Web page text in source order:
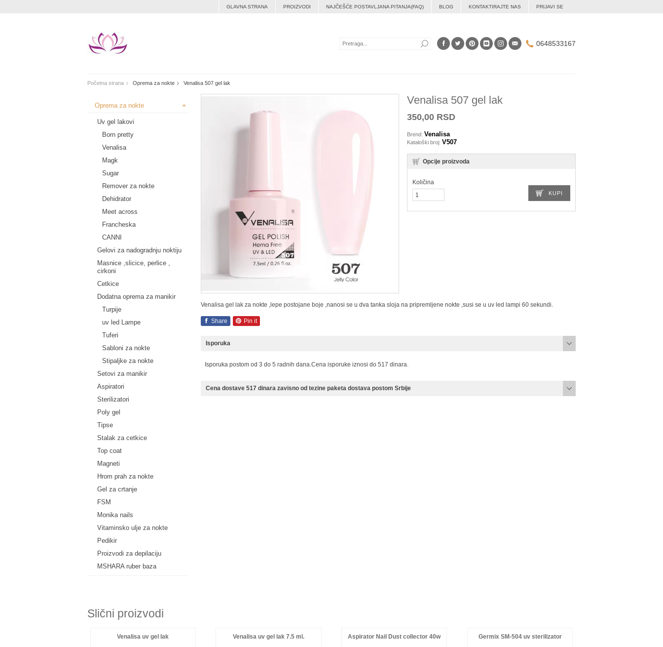
GLAVNA STRANA PROIZVODI NAJČEŠĆE POSTAVLJANA PITANJA(FAQ) BLOG KONTAKTIRAJTE NAS PRIJAVI SE
0648533167
Početna strana Oprema za nokte Venalisa 507 gel lak
Oprema za nokte +
Uv gel lakovi
Born pretty
Venalisa
Magk
Sugar
Remover za nokte
Dehidrator
Meet across
Francheska
CANNI
Gelovi za nadogradnju noktiju
Masnice ,slicice, perlice ,
cirkoni
Cetkice
Dodatna oprema za manikir
Turpije
uv led Lampe
Tuferi
Sabloni za nokte
Stipaljke za nokte
Setovi za manikir
Aspiratori
Sterilizatori
Poly gel
Tipse
Stalak za cetkice
Top coat
Magneti
Hrom prah za nokte
Gel za crtanje
FSM
Monika nails
Vitaminsko ulje za nokte
Pedikir
Proizvodi za depilaciju
MSHARA ruber baza
Venalisa 507 gel lak
350,00 RSD
Brend: Venalisa
Kataloški broj: V507
Opcije proizvoda
Količina
KUPI
Venalisa gel lak za nokte ,lepe postojane boje ,nanosi se u dva tanka sloja na pripremljene nokte ,susi se u uv led lampi 60 sekundi.
Share Pin it
Isporuka
Isporuka postom od 3 do 5 radnih dana.Cena isporuke iznosi do 517 dinara.
Cena dostave 517 dinara zavisno od tezine paketa dostava postom Srbije
Slični proizvodi
Venalisa uv gel lak Venalisa uv gel lak 7.5 ml. Aspirator Nail Dust collector 40w Germix SM-504 uv sterilizator